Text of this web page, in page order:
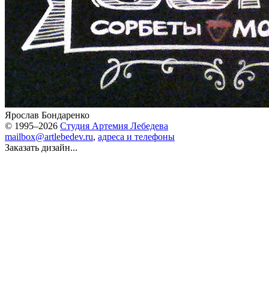
Ярослав Бондаренко
© 1995–2026 Студия Артемия Лебедева
mailbox@artlebedev.ru, адреса и телефоны
Заказать дизайн...